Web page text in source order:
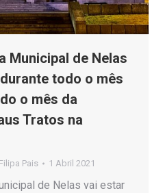
Municipal de Nelas
todo o mês
o mês da
Tratos na
Filipa Pais 1 Abril 2021
de Nelas vai estar